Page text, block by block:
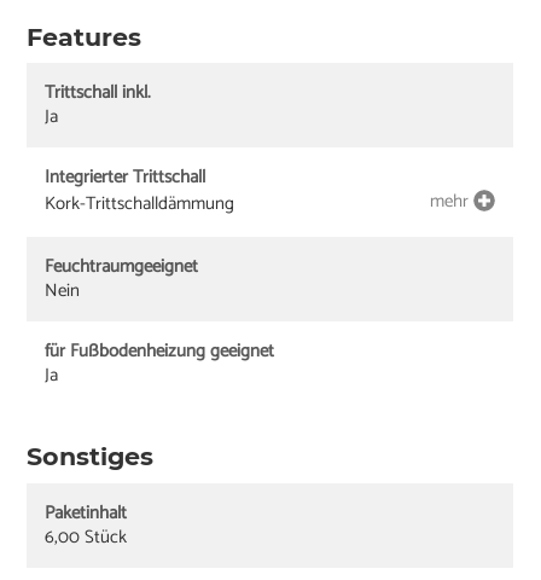
Features
Trittschall inkl.
Ja
Integrierter Trittschall
Kork-Trittschalldämmung
mehr
Feuchtraumgeeignet
Nein
für Fußbodenheizung geeignet
Ja
Sonstiges
Paketinhalt
6,00 Stück